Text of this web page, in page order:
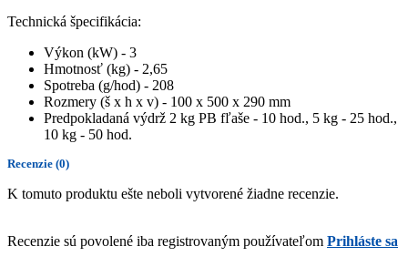
Technická špecifikácia:
Výkon (kW) - 3
Hmotnosť (kg) - 2,65
Spotreba (g/hod) - 208
Rozmery (š x h x v) - 100 x 500 x 290 mm
Predpokladaná výdrž 2 kg PB fľaše - 10 hod., 5 kg - 25 hod.,
10 kg - 50 hod.
Recenzie (0)
K tomuto produktu ešte neboli vytvorené žiadne recenzie.
Recenzie sú povolené iba registrovaným používateľom Prihláste sa